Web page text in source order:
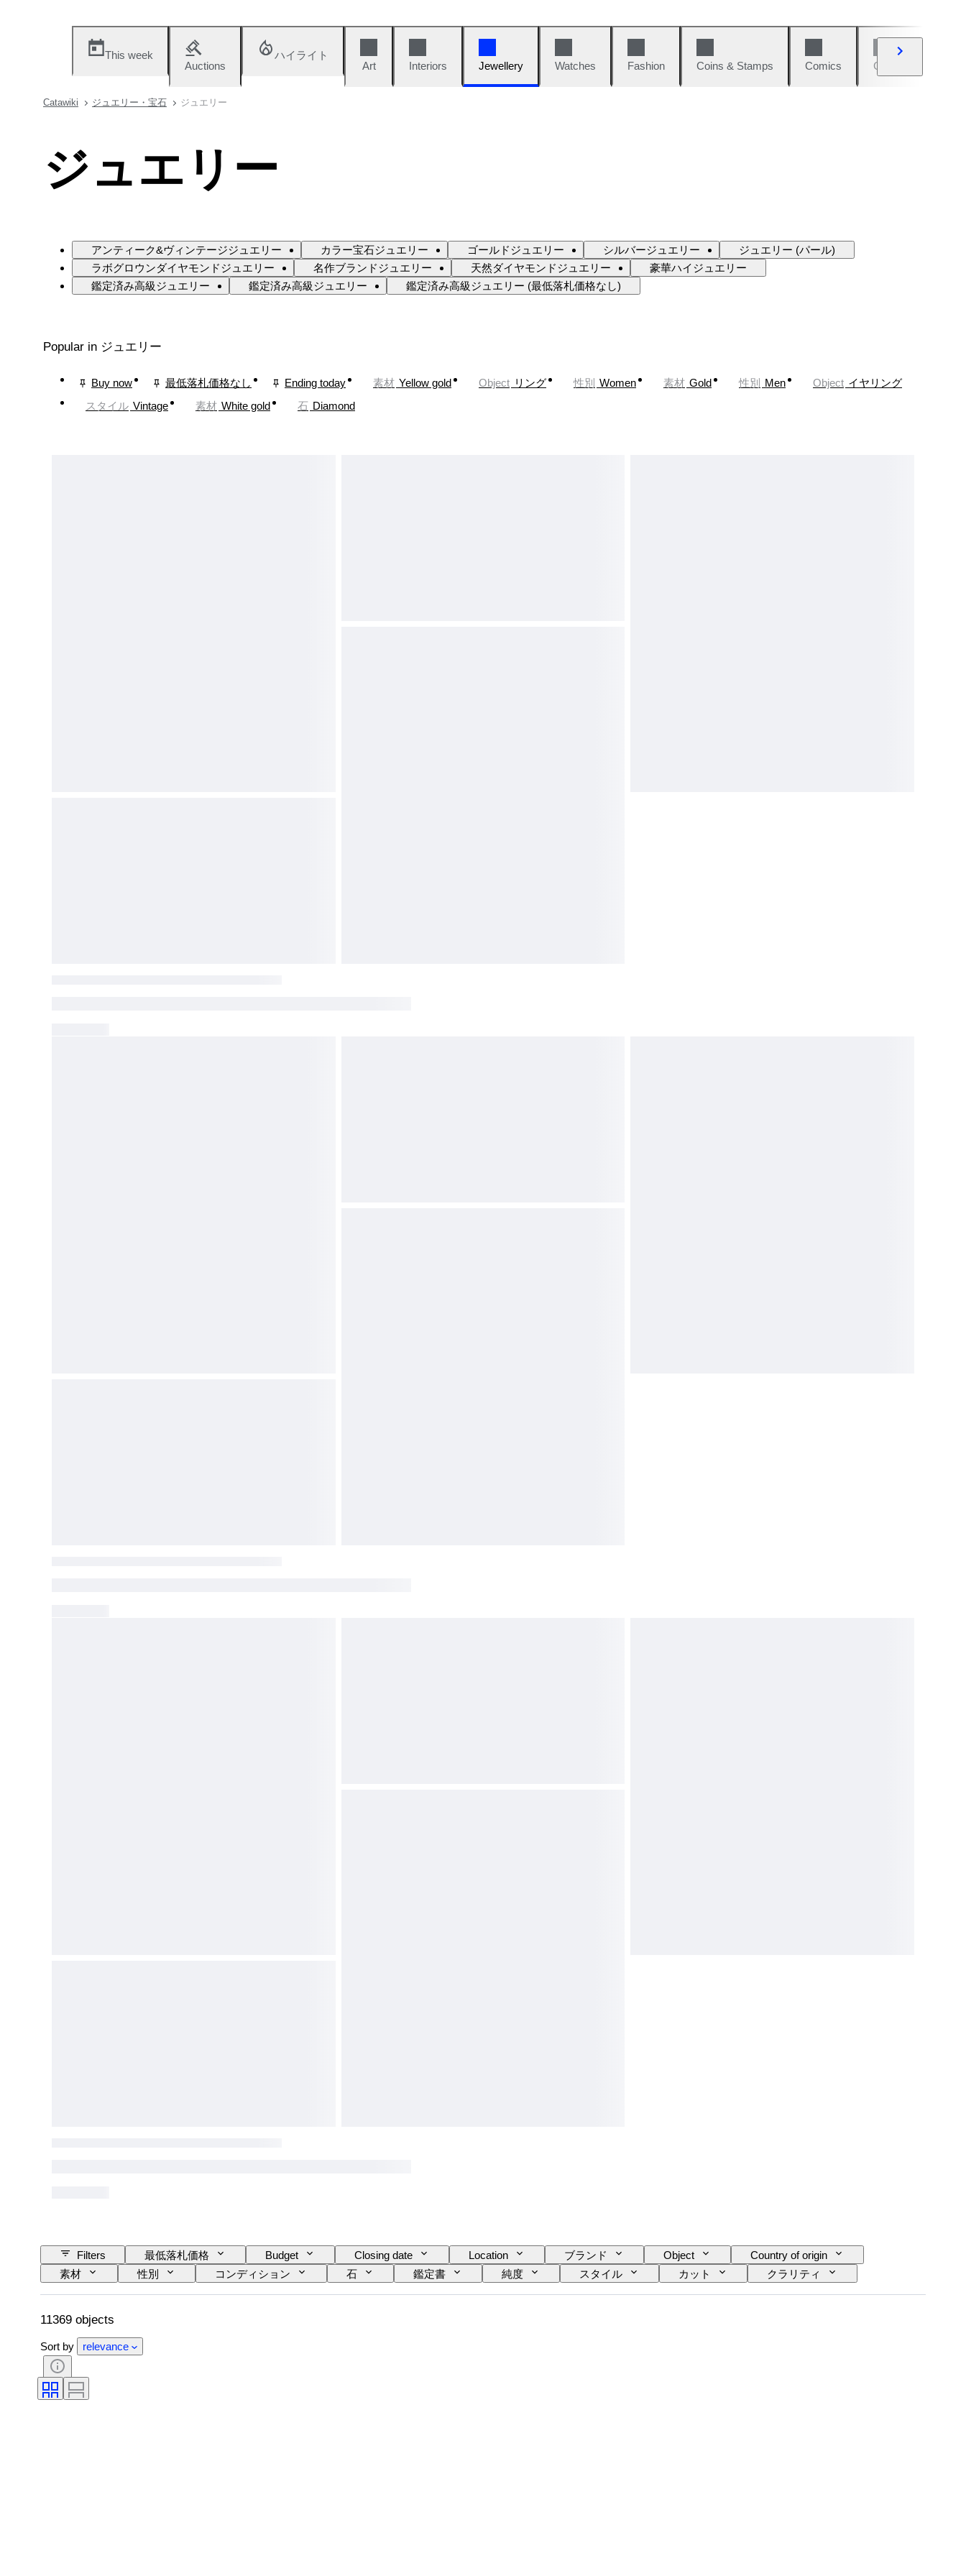
This week
Auctions
ハイライト
Art
Interiors Jewellery Watches Fashion Coins & Stamps Comics Cars & Bikes
Catawiki ジュエリー・宝石 ジュエリー
ジュエリー
アンティーク&ヴィンテージジュエリー カラー宝石ジュエリー ゴールドジュエリー シルバージュエリー
ジュエリー (パール)
ラボグロウンダイヤモンドジュエリー
名作ブランドジュエリー 天然ダイヤモンドジュエリー
豪華ハイジュエリー
鑑定済み高級ジュエリー
鑑定済み高級ジュエリー 鑑定済み高級ジュエリー (最低落札価格なし)
Popular in ジュエリー
Buy now 最低落札価格なし Ending today 素材 Yellow gold Object リング 性別 Women 素材 Gold 性別 Men Object イヤリング
スタイル Vintage 素材 White gold 石 Diamond
Filters 最低落札価格 Budget Closing date Location ブランド Object
Country of origin
素材
性別 コンディション 石 鑑定書 純度 スタイル カット
クラリティ
カラーグレード
正確なカラー 商品表記サイズ 宝石透明度 処理 ダイヤモンド タイプ
パール光沢
11369 objects
Sort by relevance